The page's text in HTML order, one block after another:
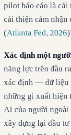
pilot báo cáo là cải
cải thiện cảm nhận
(Atlanta Fed, 2026
Xác định một
năng lực trên đầu
xác định — dữ liệu
những gì xuất hiện
AI của người ngoài
xây dựng lại đầu